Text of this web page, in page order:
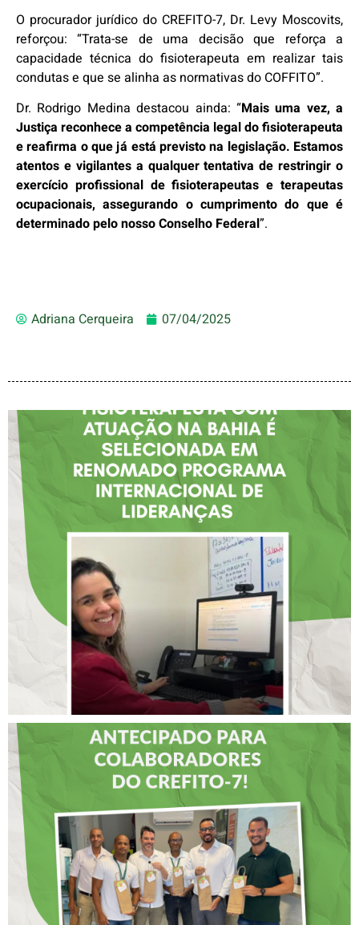
O procurador jurídico do CREFITO-7, Dr. Levy Moscovits,
reforçou: “Trata-se de uma decisão que reforça a
capacidade técnica do fisioterapeuta em realizar tais
condutas e que se alinha as normativas do COFFITO”.
Dr. Rodrigo Medina destacou ainda: “Mais uma vez, a
Justiça reconhece a competência legal do fisioterapeuta
e reafirma o que já está previsto na legislação. Estamos
atentos e vigilantes a qualquer tentativa de restringir o
exercício profissional de fisioterapeutas e terapeutas
ocupacionais, assegurando o cumprimento do que é
determinado pelo nosso Conselho Federal”.
Adriana Cerqueira 07/04/2025
FISIOTERAPEUTA COM
ATUAÇÃO NA BAHIA É
SELECIONADA EM
RENOMADO PROGRAMA
INTERNACIONAL DE
LIDERANÇAS
DIA DOS PAIS É
ANTECIPADO PARA
COLABORADORES DO
CREFITO-7